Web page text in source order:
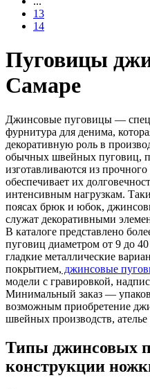
13
14
Пуговицы
Самаре
Джинсовые пуговицы —
фурнитура для денима,
декоративную роль в
обычных швейных пуговиц,
изготавливаются из
обеспечивает их
интенсивным нагрузкам.
поясах брюк и юбок,
служат декоративными
В каталоге представлено
пуговиц диаметром от 9 до
гладкие металлические
покрытием, джинсовые
модели с гравировкой,
Минимальный заказ —
возможным приобретение
швейных производств, ателье
Типы джинсовых
конструкции